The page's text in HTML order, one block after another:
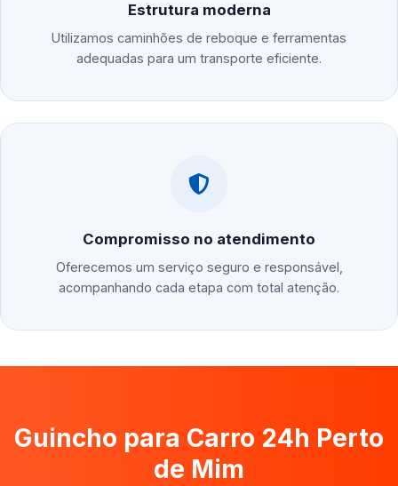
Estrutura moderna
Utilizamos caminhões de reboque e ferramentas
adequadas para um transporte eficiente.
Compromisso no atendimento
Oferecemos um serviço seguro e responsável,
acompanhando cada etapa com total atenção.
Guincho para Carro 24h Perto
de Mim